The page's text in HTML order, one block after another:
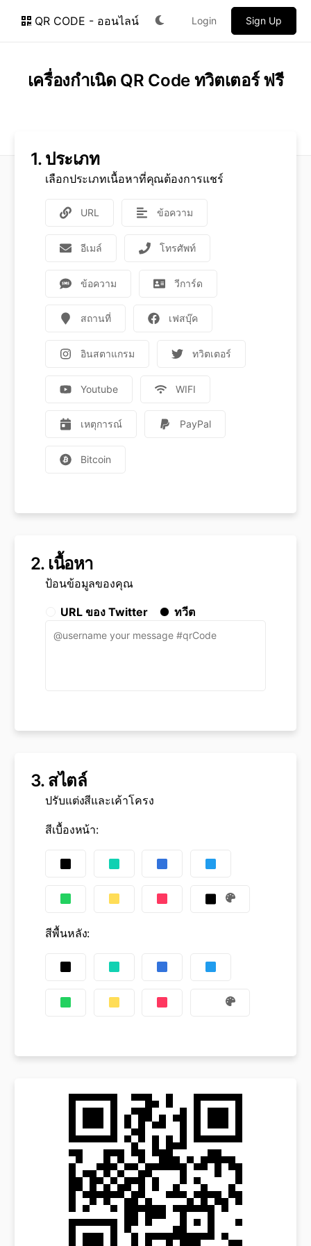
QR CODE - ออนไลน์ Login Sign Up
เครื่องกำเนิด QR Code ทวิตเตอร์ ฟรี
1. ประเภท
เลือกประเภทเนื้อหาที่คุณต้องการแชร์
URL ข้อความ
อีเมล์ โทรศัพท์
ข้อความ วีการ์ด
สถานที่ เฟสบุ๊ค
อินสตาแกรม ทวิตเตอร์
Youtube WIFI
เหตุการณ์ PayPal
Bitcoin
2. เนื้อหา
ป้อนข้อมูลของคุณ
URL ของ Twitter ทวีต
3. สไตล์
ปรับแต่งสีและเค้าโครง
สีเบื้องหน้า:
สีพื้นหลัง: